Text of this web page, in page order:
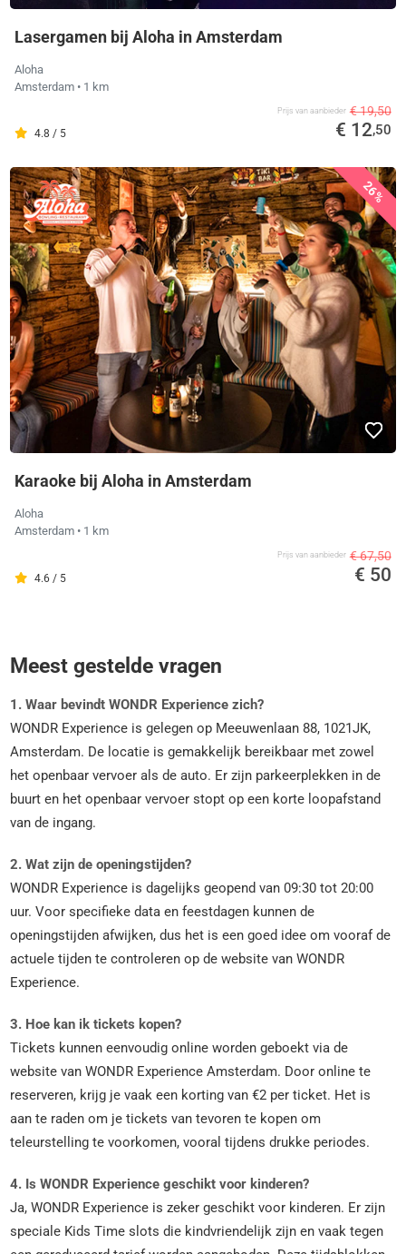
Lasergamen bij Aloha in Amsterdam
Aloha
Amsterdam • 1 km
4.8 / 5
Prijs van aanbieder € 19,50
€ 12,50
26%
Karaoke bij Aloha in Amsterdam
Aloha
Amsterdam • 1 km
4.6 / 5
Prijs van aanbieder € 67,50
€ 50
Meest gestelde vragen
1. Waar bevindt WONDR Experience zich?
WONDR Experience is gelegen op Meeuwenlaan 88, 1021JK,
Amsterdam. De locatie is gemakkelijk bereikbaar met zowel
het openbaar vervoer als de auto. Er zijn parkeerplekken in de
buurt en het openbaar vervoer stopt op een korte loopafstand
van de ingang.
2. Wat zijn de openingstijden?
WONDR Experience is dagelijks geopend van 09:30 tot 20:00
uur. Voor specifieke data en feestdagen kunnen de
openingstijden afwijken, dus het is een goed idee om vooraf de
actuele tijden te controleren op de website van WONDR
Experience.
3. Hoe kan ik tickets kopen?
Tickets kunnen eenvoudig online worden geboekt via de
website van WONDR Experience Amsterdam. Door online te
reserveren, krijg je vaak een korting van €2 per ticket. Het is
aan te raden om je tickets van tevoren te kopen om
teleurstelling te voorkomen, vooral tijdens drukke periodes.
4. Is WONDR Experience geschikt voor kinderen?
Ja, WONDR Experience is zeker geschikt voor kinderen. Er zijn
speciale Kids Time slots die kindvriendelijk zijn en vaak tegen